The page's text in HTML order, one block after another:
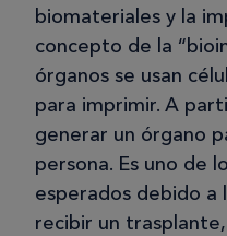
biomateriales y la
concepto de la
órganos se usan
para imprimir. A
generar un órgano
persona. Es uno de
esperados debido a
recibir un